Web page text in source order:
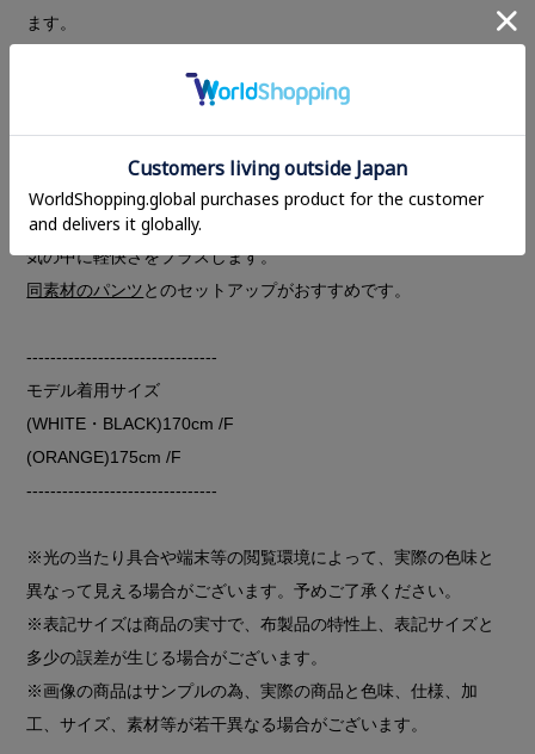
ます。
あるスタンドカラーに。
ルーンラインにアレンジ可能。
通気性のあるメッシュポケットで機能性もプラス。肩に入れた
配色ラインがスポーティーなアクセントとなり、モードな雰囲
気の中に軽快さをプラスします。
同素材のパンツとのセットアップがおすすめです。
--------------------------------
モデル着用サイズ
(WHITE・BLACK)170cm /F
(ORANGE)175cm /F
--------------------------------
※光の当たり具合や端末等の閲覧環境によって、実際の色味と
異なって見える場合がございます。予めご了承ください。
※表記サイズは商品の実寸で、布製品の特性上、表記サイズと
多少の誤差が生じる場合がございます。
※画像の商品はサンプルの為、実際の商品と色味、仕様、加
工、サイズ、素材等が若干異なる場合がございます。